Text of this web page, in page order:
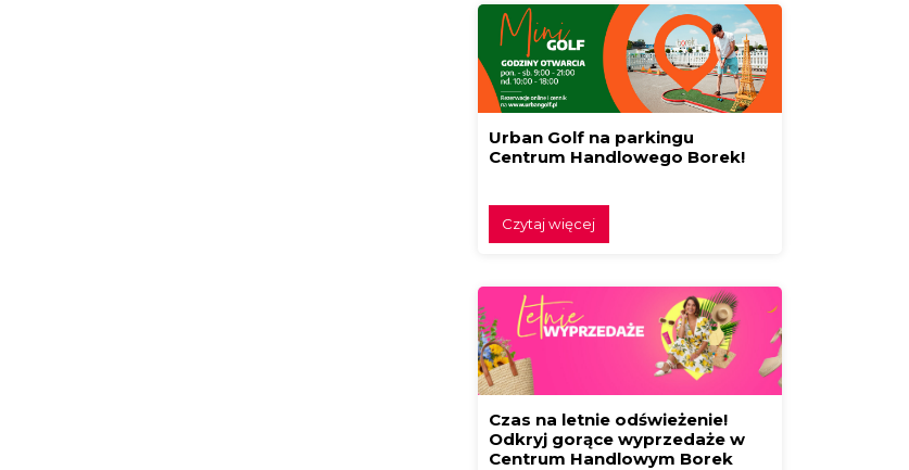
Urban Golf na parkingu
Centrum Handlowego Borek!
Czytaj więcej
Czas na letnie odświeżenie!
Odkryj gorące wyprzedaże w
Centrum Handlowym Borek